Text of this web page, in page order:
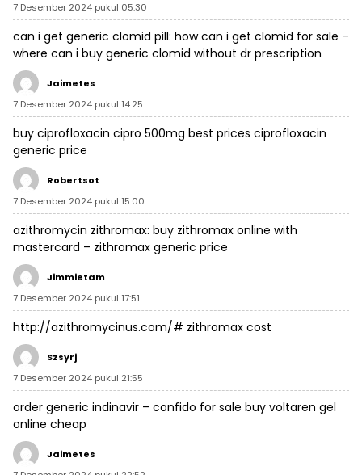
7 Desember 2024 pukul 05:30
can i get generic clomid pill: how can i get clomid for sale –
where can i buy generic clomid without dr prescription
Jaimetes
7 Desember 2024 pukul 14:25
buy ciprofloxacin cipro 500mg best prices ciprofloxacin
generic price
Robertsot
7 Desember 2024 pukul 15:00
azithromycin zithromax: buy zithromax online with
mastercard – zithromax generic price
Jimmietam
7 Desember 2024 pukul 17:51
http://azithromycinus.com/# zithromax cost
Szsyrj
7 Desember 2024 pukul 21:55
order generic indinavir – confido for sale buy voltaren gel
online cheap
Jaimetes